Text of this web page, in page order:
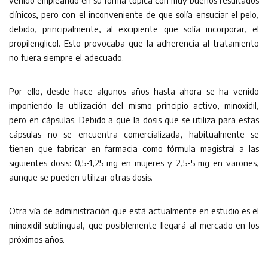
clínicos, pero con el inconveniente de que solía ensuciar el pelo,
debido, principalmente, al excipiente que solía incorporar, el
propilenglicol. Esto provocaba que la adherencia al tratamiento
no fuera siempre el adecuado.
Por ello, desde hace algunos años hasta ahora se ha venido
imponiendo la utilización del mismo principio activo, minoxidil,
pero en cápsulas. Debido a que la dosis que se utiliza para estas
cápsulas no se encuentra comercializada, habitualmente se
tienen que fabricar en farmacia como fórmula magistral a las
siguientes dosis: 0,5-1,25 mg en mujeres y 2,5-5 mg en varones,
aunque se pueden utilizar otras dosis.
Otra vía de administración que está actualmente en estudio es el
minoxidil sublingual, que posiblemente llegará al mercado en los
próximos años.